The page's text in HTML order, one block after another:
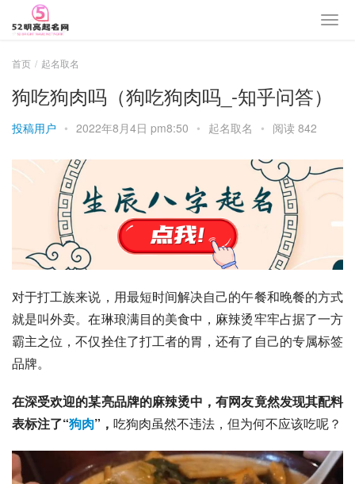
首页 起名取名
狗吃狗肉吗（狗吃狗肉吗_-知乎问答）
投稿用户 • 2022年8月4日 pm8:50 • 起名取名 • 阅读 842
对于打工族来说，用最短时间解决自己的午餐和晚餐的方式
就是叫外卖。在琳琅满目的美食中，麻辣烫牢牢占据了一方
霸主之位，不仅拴住了打工者的胃，还有了自己的专属标签
品牌。
在深受欢迎的某亮品牌的麻辣烫中，有网友竟然发现其配料
表标注了“狗肉”， 吃狗肉虽然不违法，但为何不应该吃呢？